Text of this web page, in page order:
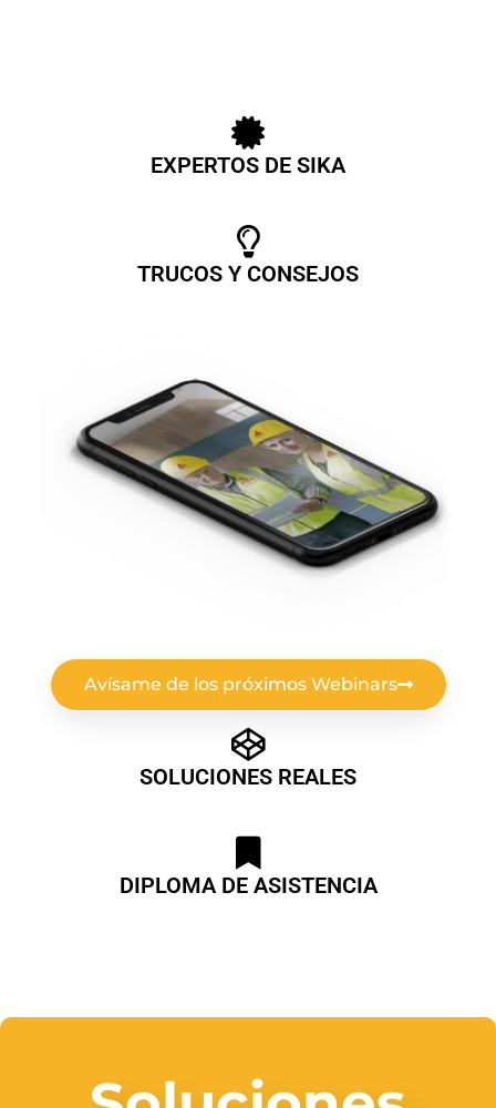
EXPERTOS DE SIKA
TRUCOS Y CONSEJOS
Avísame de los próximos Webinars
SOLUCIONES REALES
DIPLOMA DE ASISTENCIA